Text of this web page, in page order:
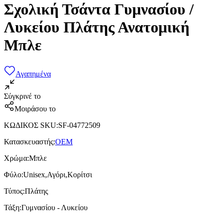
Σχολική Τσάντα Γυμνασίου /
Λυκείου Πλάτης Ανατομική
Μπλε
Αγαπημένα
Σύγκρινέ το
Μοιράσου το
ΚΩΔΙΚΟΣ SKU:SF-04772509
Κατασκευαστής:OEM
Χρώμα:Μπλε
Φύλο:Unisex,Αγόρι,Κορίτσι
Τύπος:Πλάτης
Τάξη:Γυμνασίου - Λυκείου